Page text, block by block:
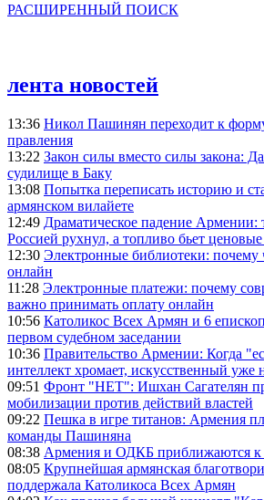
РАСШИРЕННЫЙ ПОИСК
лента новостей
13:36 Никол Пашинян переходит к
правления
13:22 Закон силы вместо силы закона:
судилище в Баку
13:08 Попытка переписать историю и
армянском вилайете
12:49 Драматическое падение Армении:
Россией рухнул, а топливо бьет
12:30 Электронные библиотеки: почему
онлайн
11:28 Электронные платежи: почему
важно принимать оплату онлайн
10:56 Католикос Всех Армян и 6
первом судебном заседании
10:36 Правительство Армении: Когда
интеллект хромает, искусственный уже
09:51 Фронт "НЕТ": Ишхан Сагателян
мобилизации против действий властей
09:22 Пешка в игре титанов: Армения
команды Пашиняна
08:38 Армения и ОДКБ приближаются к
08:05 Крупнейшая армянская
поддержала Католикоса Всех Армян